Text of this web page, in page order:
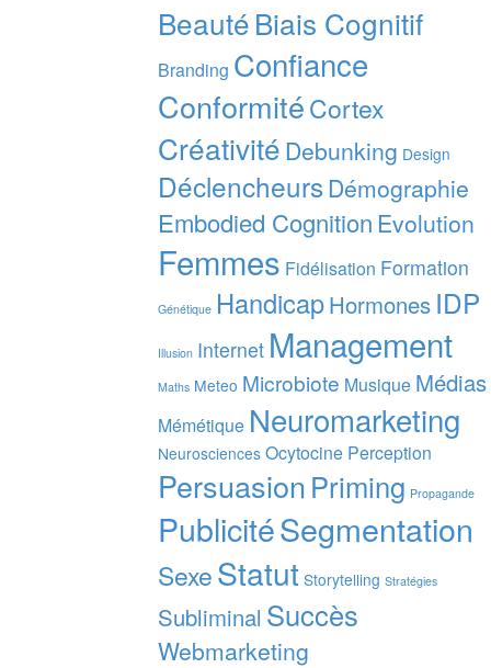
BeautéBiais Cognitif
Branding Confiance
ConformitéCortex
Créativité Debunking Design
Déclencheurs Démographie
Embodied Cognition Evolution
Femmes Fidélisation Formation
Génétique HandicapHormones IDP
Illusion Internet Management
Maths Meteo Microbiote Musique Médias
Mémétique Neuromarketing
Neurosciences Ocytocine Perception
PersuasionPriming Propagande
PublicitéSegmentation
SexeStatut Storytelling Stratégies
Subliminal Succès
Webmarketing